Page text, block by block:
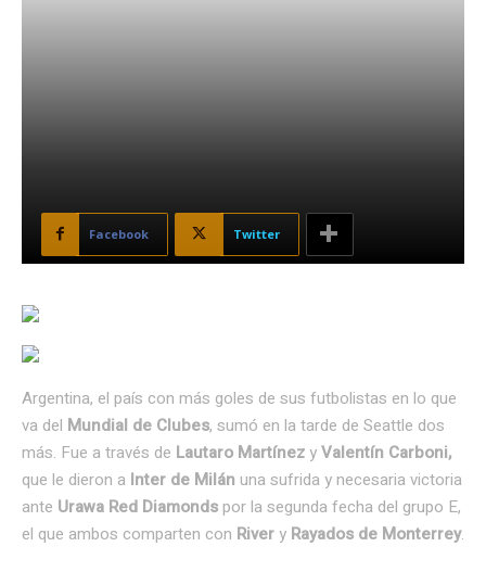
Facebook Twitter
Argentina, el país con más goles de sus futbolistas en lo que
va del Mundial de Clubes, sumó en la tarde de Seattle dos
más. Fue a través de Lautaro MartínezyValentín Carboni,
que le dieron a Inter de Milán una sufrida y necesaria victoria
ante Urawa Red Diamonds por la segunda fecha del grupo E,
el que ambos comparten con Rivery Rayados de Monterrey.